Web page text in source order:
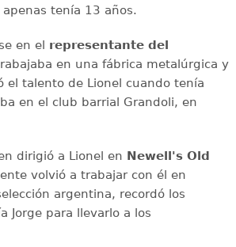
apenas tenía 13 años.
en el representante del
en una fábrica metalúrgica y
el talento de Lionel cuando tenía
en el club barrial Grandoli, en
dirigió a Lionel en Newell's Old
volvió a trabajar con él en
argentina, recordó los
Jorge para llevarlo a los